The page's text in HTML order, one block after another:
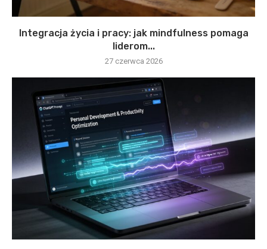
Integracja życia i pracy: jak mindfulness pomaga
liderom...
27 czerwca 2026